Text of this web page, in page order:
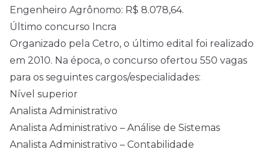
Engenheiro Agrônomo: R$ 8.078,64.
Último concurso Incra
Organizado pela Cetro, o último edital foi realizado
em 2010. Na época, o concurso ofertou 550 vagas
para os seguintes cargos/especialidades:
Nível superior
Analista Administrativo
Analista Administrativo – Análise de Sistemas
Analista Administrativo – Contabilidade